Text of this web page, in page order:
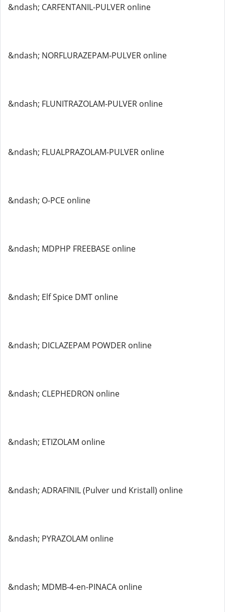
&ndash; CARFENTANIL-PULVER online
&ndash; NORFLURAZEPAM-PULVER online
&ndash; FLUNITRAZOLAM-PULVER online
&ndash; FLUALPRAZOLAM-PULVER online
&ndash; O-PCE online
&ndash; MDPHP FREEBASE online
&ndash; Elf Spice DMT online
&ndash; DICLAZEPAM POWDER online
&ndash; CLEPHEDRON online
&ndash; ETIZOLAM online
&ndash; ADRAFINIL (Pulver und Kristall) online
&ndash; PYRAZOLAM online
&ndash; MDMB-4-en-PINACA online